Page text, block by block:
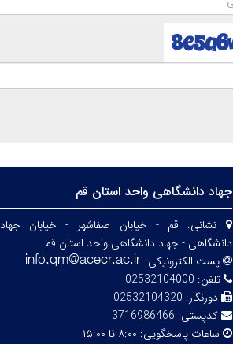
جهاد دانشگاهی واحد استان قم
نشانی: قم - خیابان صفاشهر - خیابان جهاد
دانشگاهی - جهاد دانشگاهی واحد استان قم
پست الکترونیکی:
تلفن: 02532104000
دورنگار: 02532104320
کدپستی: 3716986466
ساعات پاسخگویی: ۸:۰۰ تا ۱۵:۰۰